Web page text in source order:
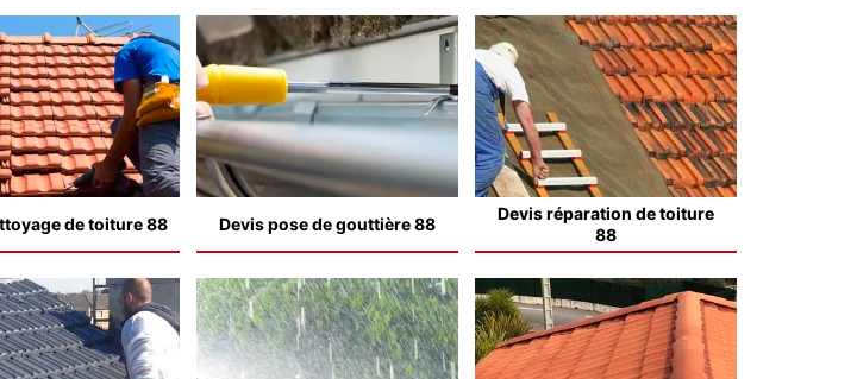
de toiture 88 Devis pose de gouttière 88
Devis réparation de toiture
88